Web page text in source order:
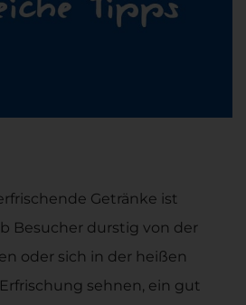
Getränke ist
Besucher durstig von der
oder sich in der heißen
sehnen, ein gut